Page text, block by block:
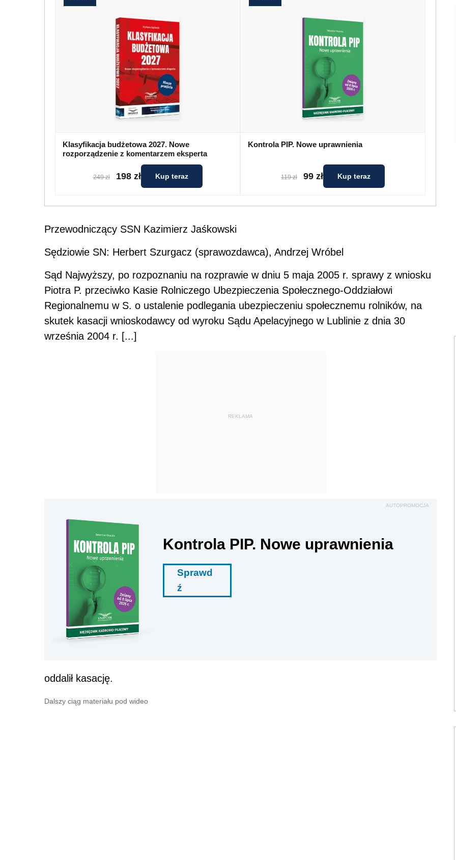
Klasyfikacja budżetowa 2027. Nowe
rozporządzenie z komentarzem eksperta
249 zł 198 zł Kup teraz
Kontrola PIP. Nowe uprawnienia
119 zł 99 zł Kup teraz
Przewodniczący SSN Kazimierz Jaśkowski
Sędziowie SN: Herbert Szurgacz (sprawozdawca), Andrzej Wróbel
Sąd Najwyższy, po rozpoznaniu na rozprawie w dniu 5 maja 2005 r. sprawy z wniosku
Piotra P. przeciwko Kasie Rolniczego Ubezpieczenia Społecznego-Oddziałowi
Regionalnemu w S. o ustalenie podlegania ubezpieczeniu społecznemu rolników, na
skutek kasacji wnioskodawcy od wyroku Sądu Apelacyjnego w Lublinie z dnia 30
września 2004 r. [...]
REKLAMA
AUTOPROMOCJA
Kontrola PIP. Nowe uprawnienia
Sprawd
ź
oddalił kasację.
Dalszy ciąg materiału pod wideo